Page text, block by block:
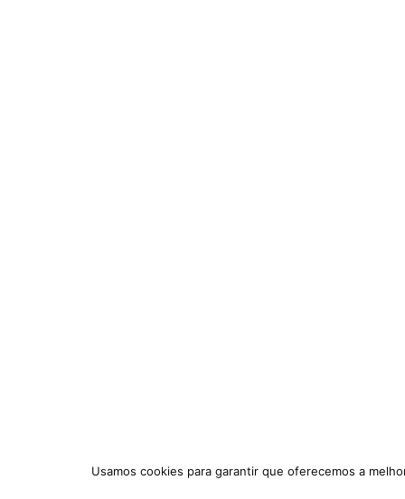
Usamos cookies para garantir que oferecemos a